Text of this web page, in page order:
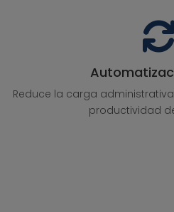
Reduce la carga
productividad